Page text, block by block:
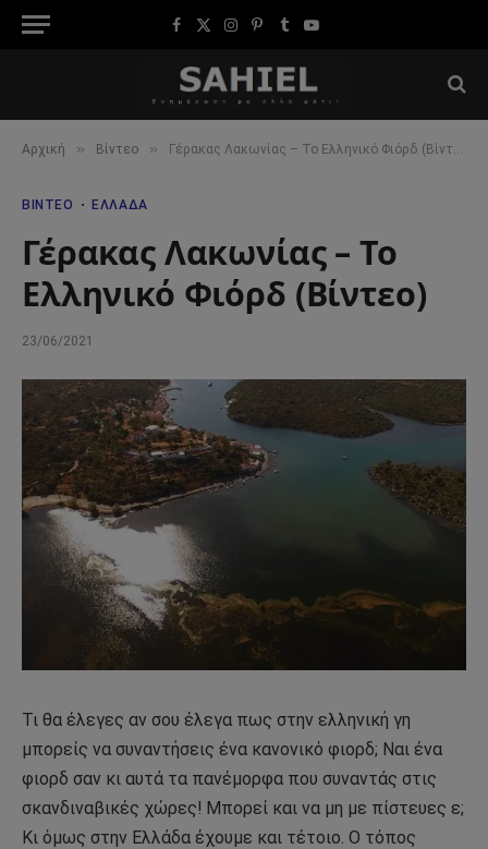
Facebook
X
Instagram
Pinterest
TumblrYouTube
Αρχική » Βίντεο » Γέρακας Λακωνίας – Το Ελληνικό Φιόρδ (Βίντεο)
ΒΊΝΤΕΟ ΕΛΛΆΔΑ
Γέρακας Λακωνίας – Το
Ελληνικό Φιόρδ (Βίντεο)
23/06/2021
Τι θα έλεγες αν σου έλεγα πως στην ελληνική γη
μπορείς να συναντήσεις ένα κανονικό φιορδ; Ναι ένα
φιορδ σαν κι αυτά τα πανέμορφα που συναντάς στις
σκανδιναβικές χώρες! Μπορεί και να μη με πίστευες ε;
Κι όμως στην Ελλάδα έχουμε και τέτοιο. Ο τόπος